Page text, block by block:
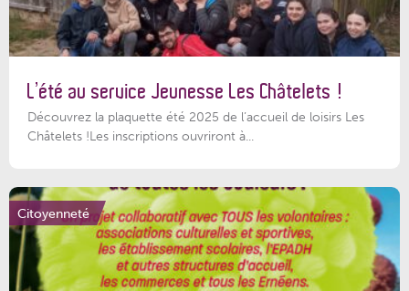
L’été au service Jeunesse Les Châtelets !
Découvrez la plaquette été 2025 de l’accueil de loisirs Les
Châtelets !Les inscriptions ouvriront à...
Citoyenneté